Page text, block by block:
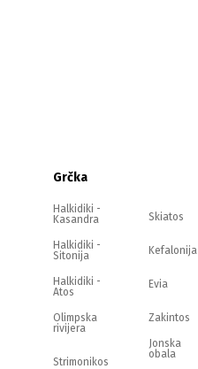
Grčka
Halkidiki -
Kasandra
Halkidiki -
Sitonija
Halkidiki -
Atos
Olimpska
rivijera
Strimonikos
Skiatos
Kefalonija
Evia
Zakintos
Jonska
obala